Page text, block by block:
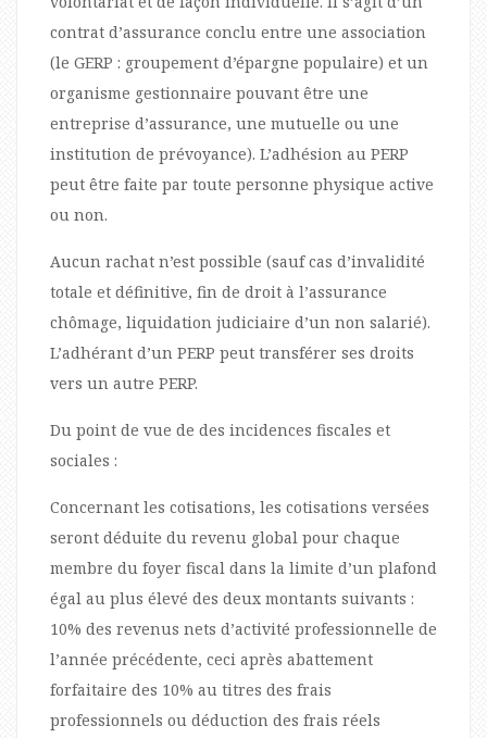
contrat d’assurance conclu entre une association
(le GERP : groupement d’épargne populaire) et un
organisme gestionnaire pouvant être une
entreprise d’assurance, une mutuelle ou une
institution de prévoyance). L’adhésion au PERP
peut être faite par toute personne physique active
ou non.
Aucun rachat n’est possible (sauf cas d’invalidité
totale et définitive, fin de droit à l’assurance
chômage, liquidation judiciaire d’un non salarié).
L’adhérant d’un PERP peut transférer ses droits
vers un autre PERP.
Du point de vue de des incidences fiscales et
sociales :
Concernant les cotisations, les cotisations versées
seront déduite du revenu global pour chaque
membre du foyer fiscal dans la limite d’un plafond
égal au plus élevé des deux montants suivants :
10% des revenus nets d’activité professionnelle de
l’année précédente, ceci après abattement
forfaitaire des 10% au titres des frais
professionnels ou déduction des frais réels